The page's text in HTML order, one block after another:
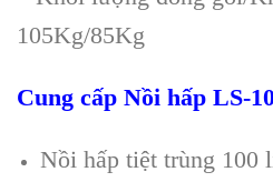
105Kg/85Kg
Cung cấp Nồi hấp LS-
Nồi hấp tiệt trùng 100